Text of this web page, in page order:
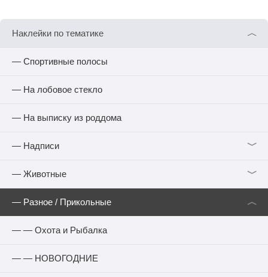
Наклейки по тематике ︿
— Спортивные полосы
— На лобовое стекло
— На выписку из роддома
— Надписи ﹀
— Животные ﹀
— Разное / Прикольные ︿
— — Охота и Рыбалка
— — НОВОГОДНИЕ